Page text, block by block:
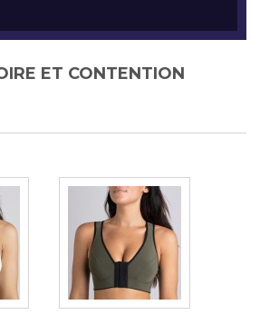
ET CONTENTION